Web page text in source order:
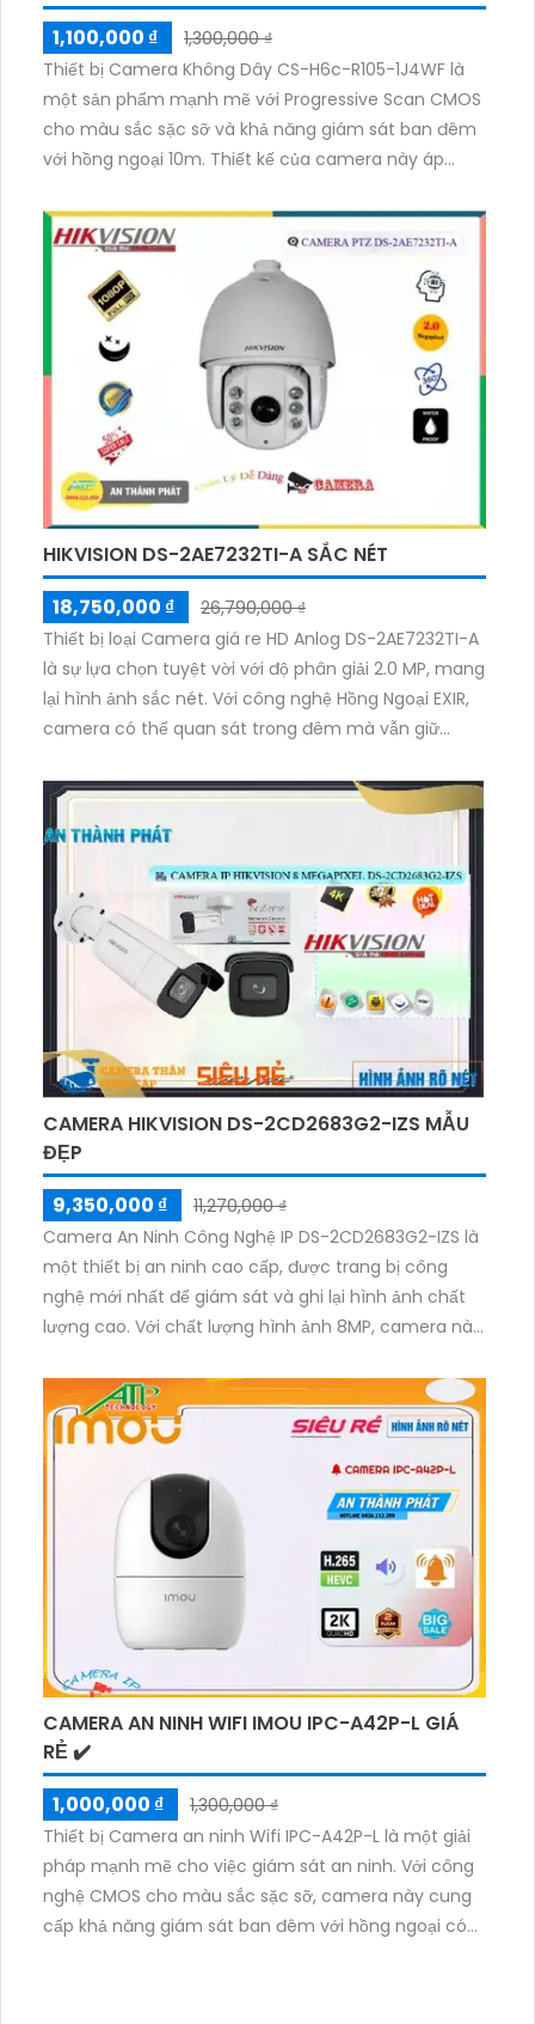
1,100,000 ₫
1,300,000 ₫
Thiết bị Camera Không Dây CS-H6c-R105-1J4WF là
một sản phẩm mạnh mẽ với Progressive Scan CMOS
cho màu sắc sặc sỡ và khả năng giám sát ban đêm
với hồng ngoại 10m. Thiết kế của camera này áp
tốt và hình ảnh 4.0 MP. Tải hình ảnh nhanh chóng và
dễ dàng với hỗ trợ H.265/H.264+/H.264. Đặc biệt,
camera còn tích hợp công nghệ nhìn đêm chất
lượng Hồng Ngoại Smart IR, đảm bảo cho hình ảnh
ban đêm rõ nét.
HIKVISION DS-2AE7232TI-A SẮC NÉT
18,750,000 ₫
26,790,000 ₫
Thiết bị loại Camera giá re HD Anlog DS-2AE7232TI-A
là sự lựa chọn tuyệt vời với độ phân giải 2.0 MP, mang
lại hình ảnh sắc nét. Với công nghệ Hồng Ngoại EXIR,
camera có thể quan sát trong đêm mà vẫn giữ
lên đến 150m. Đặc biệt, camera này được thiết kế
chuyên dụng cho việc lắp đặt trong những không
gian rộng ban đêm. Với khả năng xoay 360 độ,
camera cho phép giám sát diện rộng. Thiết bị cũng
hỗ trợ công nghệ AHD, CVI, TVI, BCS và có hệ thống
ổn định. Với nhiều chức năng vượt trội, camera DS-
2AE7232TI-A là sự lựa chọn lí tưởng cho hệ thống
giám sát an ninh.
CAMERA HIKVISION DS-2CD2683G2-IZS MẪU
ĐẸP
9,350,000 ₫
11,270,000 ₫
Camera An Ninh Công Nghệ IP DS-2CD2683G2-IZS là
một thiết bị an ninh cao cấp, được trang bị công
nghệ mới nhất để giám sát và ghi lại hình ảnh chất
lượng cao. Với chất lượng hình ảnh 8MP, camera này
độ chi tiết sắc nét. Camera có khả năng xoay ngang
và góc rộng, giúp bạn theo dõi được di chuyển của
đối tượng một cách dễ dàng. Hơn nữa, camera còn
có khả năng chống ánh sáng mạnh và chống thấm
nước, giúp nó hoạt động tốt trong mọi điều kiện thời
tiết. Với sự tiện ích và tính năng an ninh vượt trội,
Camera An Ninh Công Nghệ IP DS-2CD2683G2-IZS là
lựa chọn hoàn hảo cho việc bảo vệ ngôi nhà hoặc cơ
sở kinh doanh của bạn.
CAMERA AN NINH WIFI IMOU IPC-A42P-L GIÁ
RẺ ✔️
1,000,000 ₫
1,300,000 ₫
Thiết bị Camera an ninh Wifi IPC-A42P-L là một giải
pháp mạnh mẽ cho việc giám sát an ninh. Với công
nghệ CMOS cho màu sắc sặc sỡ, camera này cung
cấp khả năng giám sát ban đêm với hồng ngoại có